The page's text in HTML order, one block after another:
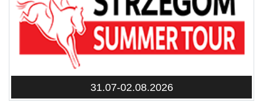
31.07-02.08.2026